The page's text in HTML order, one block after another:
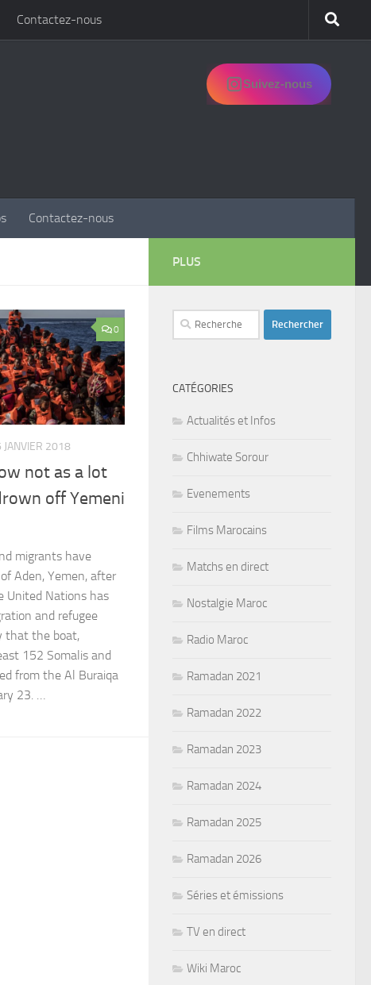
Contactez-nous
Suivez-nous
Contactez-nous
0
JANVIER 2018
not as a lot
off Yemeni
migrants have
Aden, Yemen, after
United Nations has
and refugee
that the boat,
152 Somalis and
from the Al Buraiqa
23. …
PLUS
Rechercher :
CATÉGORIES
Actualités et Infos
Chhiwate Sorour
Evenements
Films Marocains
Matchs en direct
Nostalgie Maroc
Radio Maroc
Ramadan 2021
Ramadan 2022
Ramadan 2023
Ramadan 2024
Ramadan 2025
Ramadan 2026
Séries et émissions
TV en direct
Wiki Maroc